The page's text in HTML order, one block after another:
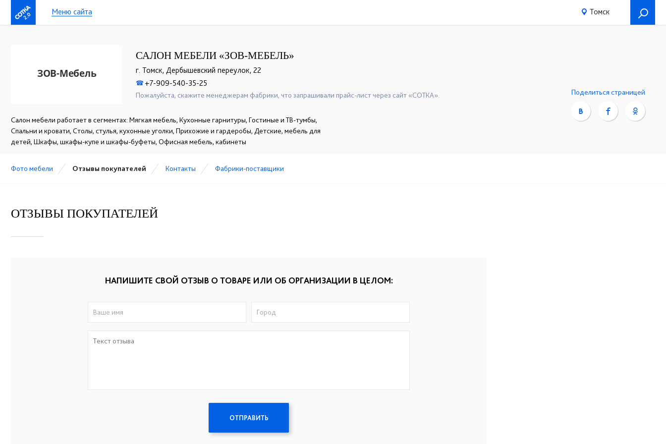
2.0 Меню сайта Томск
САЛОН МЕБЕЛИ «ЗОВ-МЕБЕЛЬ»
г. Томск, Дербышевский переулок, 22
☎+7-909-540-35-25
Пожалуйста, скажите менеджерам фабрики, что запрашивали прайс-лист через сайт «СОТКА».
Салон мебели работает в сегментах: Мягкая мебель, Кухонные гарнитуры, Гостиные и ТВ-тумбы,
Спальни и кровати, Столы, стулья, кухонные уголки, Прихожие и гардеробы, Детские, мебель для
детей, Шкафы, шкафы-купе и шкафы-буфеты, Офисная мебель, кабинеты
Поделиться страницей
Фото мебели Отзывы покупателей Контакты Фабрики-поставщики
ОТЗЫВЫ ПОКУПАТЕЛЕЙ
НАПИШИТЕ СВОЙ ОТЗЫВ О ТОВАРЕ ИЛИ ОБ ОРГАНИЗАЦИИ В ЦЕЛОМ:
ОТПРАВИТЬ